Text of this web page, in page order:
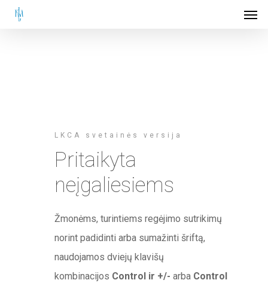
Skip
LKCA svetainės versija
Pritaikyta
neįgaliesiems
Žmonėms, turintiems regėjimo sutrikimų
norint padidinti arba sumažinti šriftą,
naudojamos dviejų klavišų
kombinacijos Control ir +/- arba Control